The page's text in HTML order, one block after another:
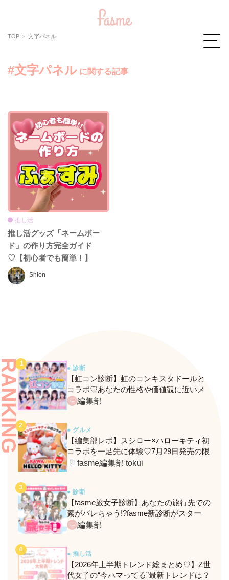
TOP 文字パネル
#文字パネル に関する記事
Shion
推し活
推し活グッズ「ネームボー
ド」の作り方完全ガイド
♡【初心者でも簡単！】
● 診断
【虹コン診断】虹のコンキスタドールと
コラボ♡あなたの性格や価値観に近いメ
ンバーがわかる、fasmeの新診断がスター
編集部
● グルメ
【編集部レポ】スシロー×ハローキティ初
コラボを一足先に体験♡7月29日発売の限
定メニュー＆グッズをレポ！
fasme編集部 tokui
● 診断
【fasme旅女子診断】あなたの旅行先での
素がバレちゃう!?fasme新診断がスター
ト！編集部
● 推し活
【2026年上半期トレンド総まとめ♡】Z世
代女子の“今ハマってる”最新トレンドは？